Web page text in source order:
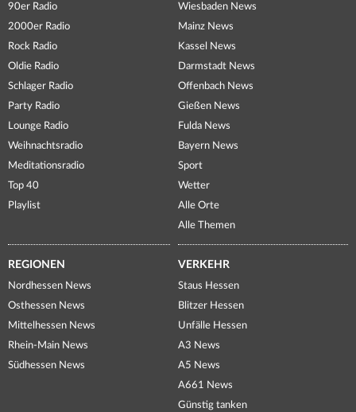
90er Radio
2000er Radio
Rock Radio
Oldie Radio
Schlager Radio
Party Radio
Lounge Radio
Weihnachtsradio
Meditationsradio
Top 40
Playlist
Wiesbaden News
Mainz News
Kassel News
Darmstadt News
Offenbach News
Gießen News
Fulda News
Bayern News
Sport
Wetter
Alle Orte
Alle Themen
REGIONEN
Nordhessen News
Osthessen News
Mittelhessen News
Rhein-Main News
Südhessen News
VERKEHR
Staus Hessen
Blitzer Hessen
Unfälle Hessen
A3 News
A5 News
A661 News
Günstig tanken